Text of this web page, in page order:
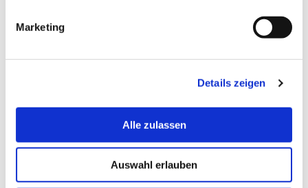
Marketing
Details zeigen
Alle zulassen
Auswahl erlauben
27568 Bremerhaven